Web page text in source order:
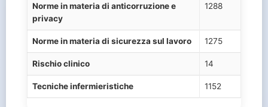
Norme in materia di anticorruzione e
privacy
1288
Norme in materia di sicurezza sul lavoro 1275
Rischio clinico 14
Tecniche infermieristiche 1152